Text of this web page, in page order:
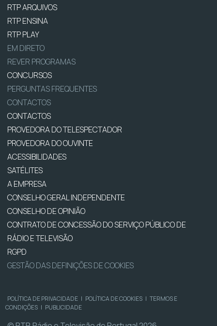
RTP ARQUIVOS
RTP ENSINA
RTP PLAY
EM DIRETO
REVER PROGRAMAS
CONCURSOS
PERGUNTAS FREQUENTES
CONTACTOS
CONTACTOS
PROVEDORA DO TELESPECTADOR
PROVEDORA DO OUVINTE
ACESSIBILIDADES
SATÉLITES
A EMPRESA
CONSELHO GERAL INDEPENDENTE
CONSELHO DE OPINIÃO
CONTRATO DE CONCESSÃO DO SERVIÇO PÚBLICO DE
RÁDIO E TELEVISÃO
RGPD
GESTÃO DAS DEFINIÇÕES DE COOKIES
POLÍTICA DE PRIVACIDADE | POLÍTICA DE COOKIES | TERMOS E
CONDIÇÕES | PUBLICIDADE